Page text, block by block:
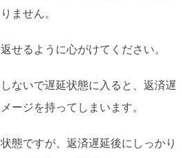
ません。
せるように心がけてください。
ないで遅延状態に入ると、返済遅
ージを持ってしまいます。
態ですが、返済遅延後にしっかり